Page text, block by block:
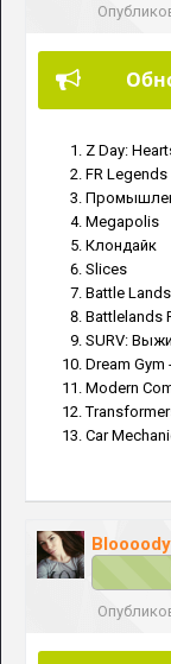
Z Day:
FR Legends
Megapolis
Клондайк
Slices
Battle
Battlelands
SURV:
Dream
Modern
Car